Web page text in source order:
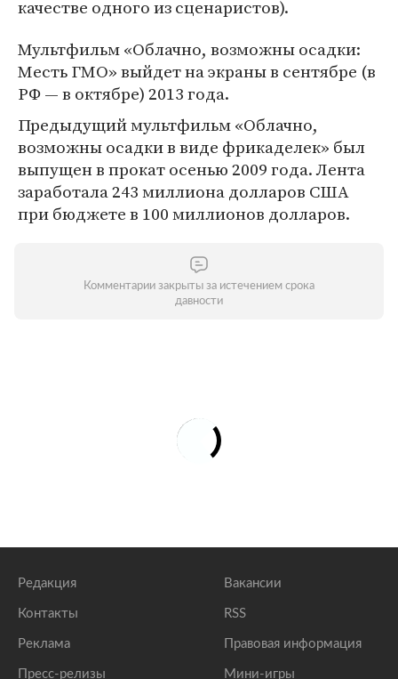
качестве одного из сценаристов).
Мультфильм «Облачно, возможны осадки:
Месть ГМО» выйдет на экраны в сентябре (в
РФ — в октябре) 2013 года.
Предыдущий мультфильм «Облачно,
возможны осадки в виде фрикаделек» был
выпущен в прокат осенью 2009 года. Лента
заработала 243 миллиона долларов США
при бюджете в 100 миллионов долларов.
Комментарии закрыты за истечением срока
давности
Редакция
Контакты
Реклама
Пресс-релизы
Вакансии
RSS
Правовая информация
Мини-игры